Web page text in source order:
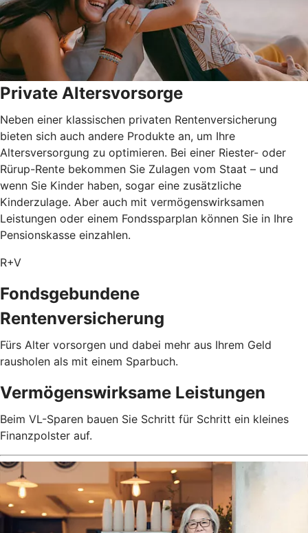
Private Altersvorsorge
Neben einer klassischen privaten Rentenversicherung
bieten sich auch andere Produkte an, um Ihre
Altersversorgung zu optimieren. Bei einer Riester- oder
Rürup-Rente bekommen Sie Zulagen vom Staat – und
wenn Sie Kinder haben, sogar eine zusätzliche
Kinderzulage. Aber auch mit vermögenswirksamen
Leistungen oder einem Fondssparplan können Sie in Ihre
Pensionskasse einzahlen.
R+V
Fondsgebundene
Rentenversicherung
Fürs Alter vorsorgen und dabei mehr aus Ihrem Geld
rausholen als mit einem Sparbuch.
Vermögenswirksame Leistungen
Beim VL-Sparen bauen Sie Schritt für Schritt ein kleines
Finanzpolster auf.